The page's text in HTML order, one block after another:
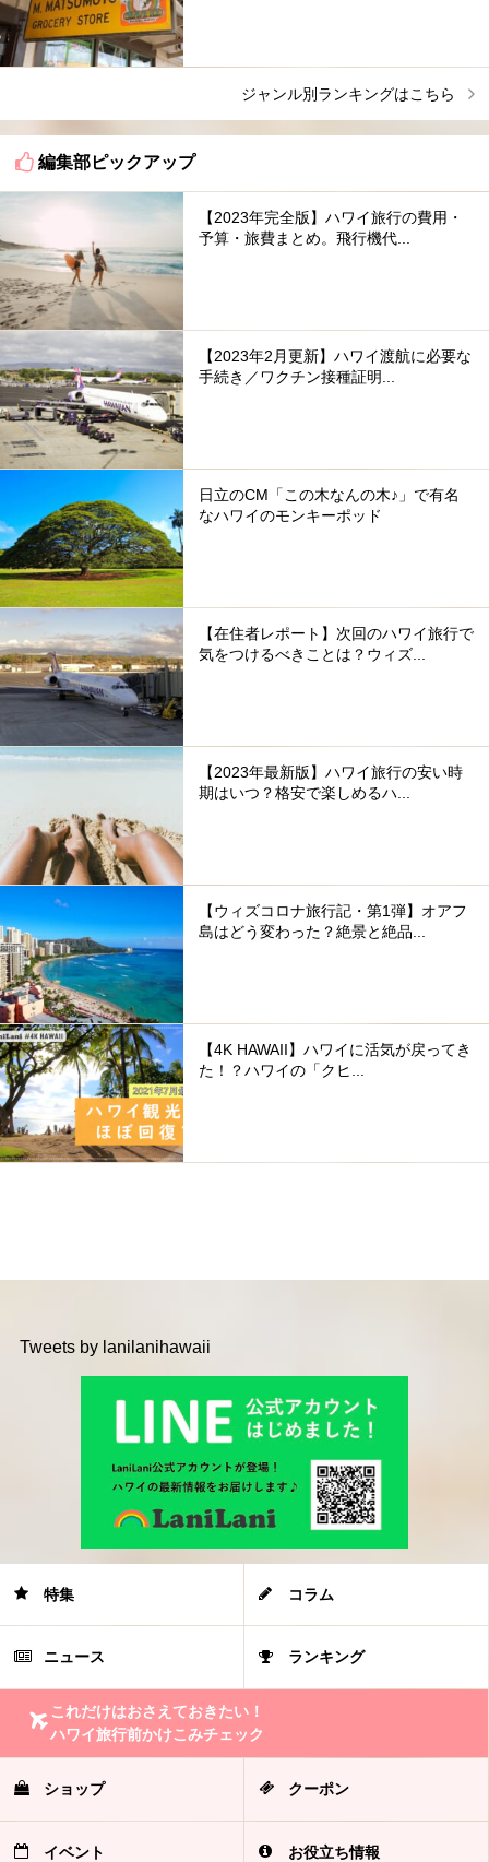
ジャンル別ランキングはこちら
編集部ピックアップ
【2023年完全版】ハワイ旅行の費用・
予算・旅費まとめ。飛行機代...
【2023年2月更新】ハワイ渡航に必要な
手続き／ワクチン接種証明...
日立のCM「この木なんの木♪」で有名
なハワイのモンキーポッド
【在住者レポート】次回のハワイ旅行で
気をつけるべきことは？ウィズ...
【2023年最新版】ハワイ旅行の安い時
期はいつ？格安で楽しめるハ...
【ウィズコロナ旅行記・第1弾】オアフ
島はどう変わった？絶景と絶品...
【4K HAWAII】ハワイに活気が戻ってき
た！？ハワイの「クヒ...
Tweets by lanilanihawaii
特集 コラム
ニュース ランキング
これだけはおさえておきたい！
ハワイ旅行前かけこみチェック
ショップ クーポン
イベント お役立ち情報